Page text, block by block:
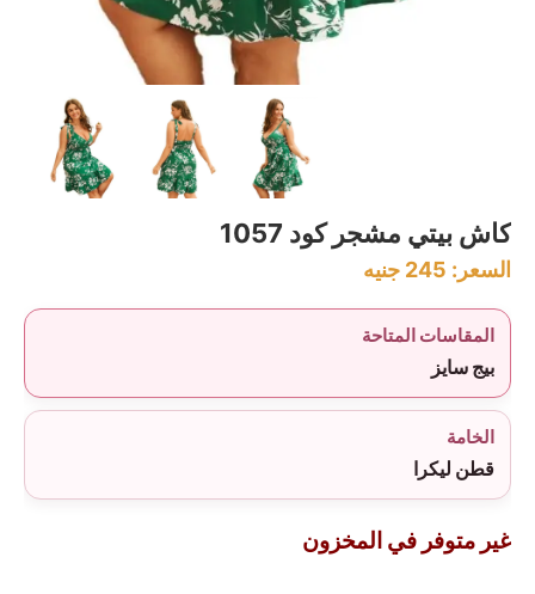
كاش بيتي مشجر كود 1057
السعر: 245 جنيه
المقاسات المتاحة
بيج سايز
الخامة
قطن ليكرا
غير متوفر في المخزون